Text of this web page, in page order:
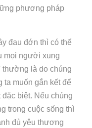
phương pháp
đau đớn thì có thể
mọi người xung
thường là do chúng
ta muốn gắn kết để
đặc biệt. Nếu chúng
trong cuộc sống thì
đủ yêu thương